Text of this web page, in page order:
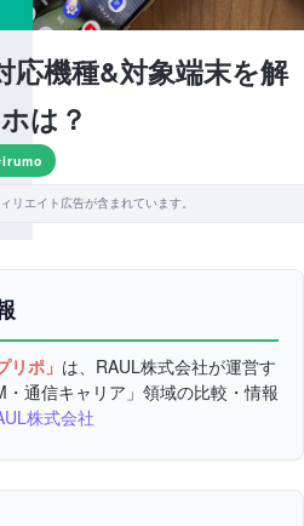
機種&対象端末を解
は？
リエイト広告が含まれています。
リポ」 は、RAUL株式会社が運営す
通信キャリア」領域の比較・情報
株式会社